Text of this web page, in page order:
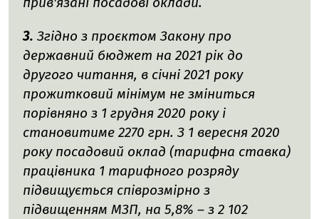
3. Згідно з проєктом Закону про
державний бюджет на 2021 рік до
другого читання, в січні 2021 року
прожитковий мінімум не зміниться
порівняно з 1 грудня 2020 року і
становитиме 2270 грн. З 1 вересня 2020
року посадовий оклад (тарифна ставка)
працівника 1 тарифного розряду
підвищується співрозмірно з
підвищенням МЗП, на 5,8% – з 2 102